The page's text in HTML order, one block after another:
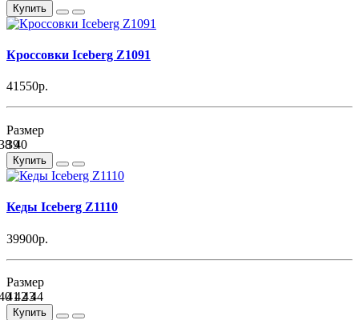
Купить
Кроссовки Iceberg Z1091
41550р.
Размер
3940
Купить
Кеды Iceberg Z1110
39900р.
Размер
41424344
Купить